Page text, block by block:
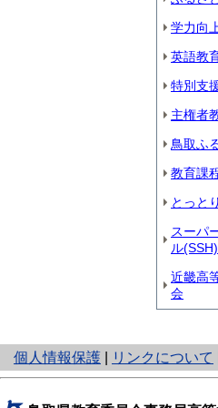
学力向
英語教
特別支
主権者
鳥取ふ
教育課
とっと
スーパ
ル
近畿高
会
個人情報保護
と
り
リンクについて